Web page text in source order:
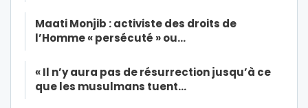
Maati Monjib : activiste des droits de
l’Homme « persécuté » ou…
« Il n’y aura pas de résurrection jusqu’à ce
que les musulmans tuent…